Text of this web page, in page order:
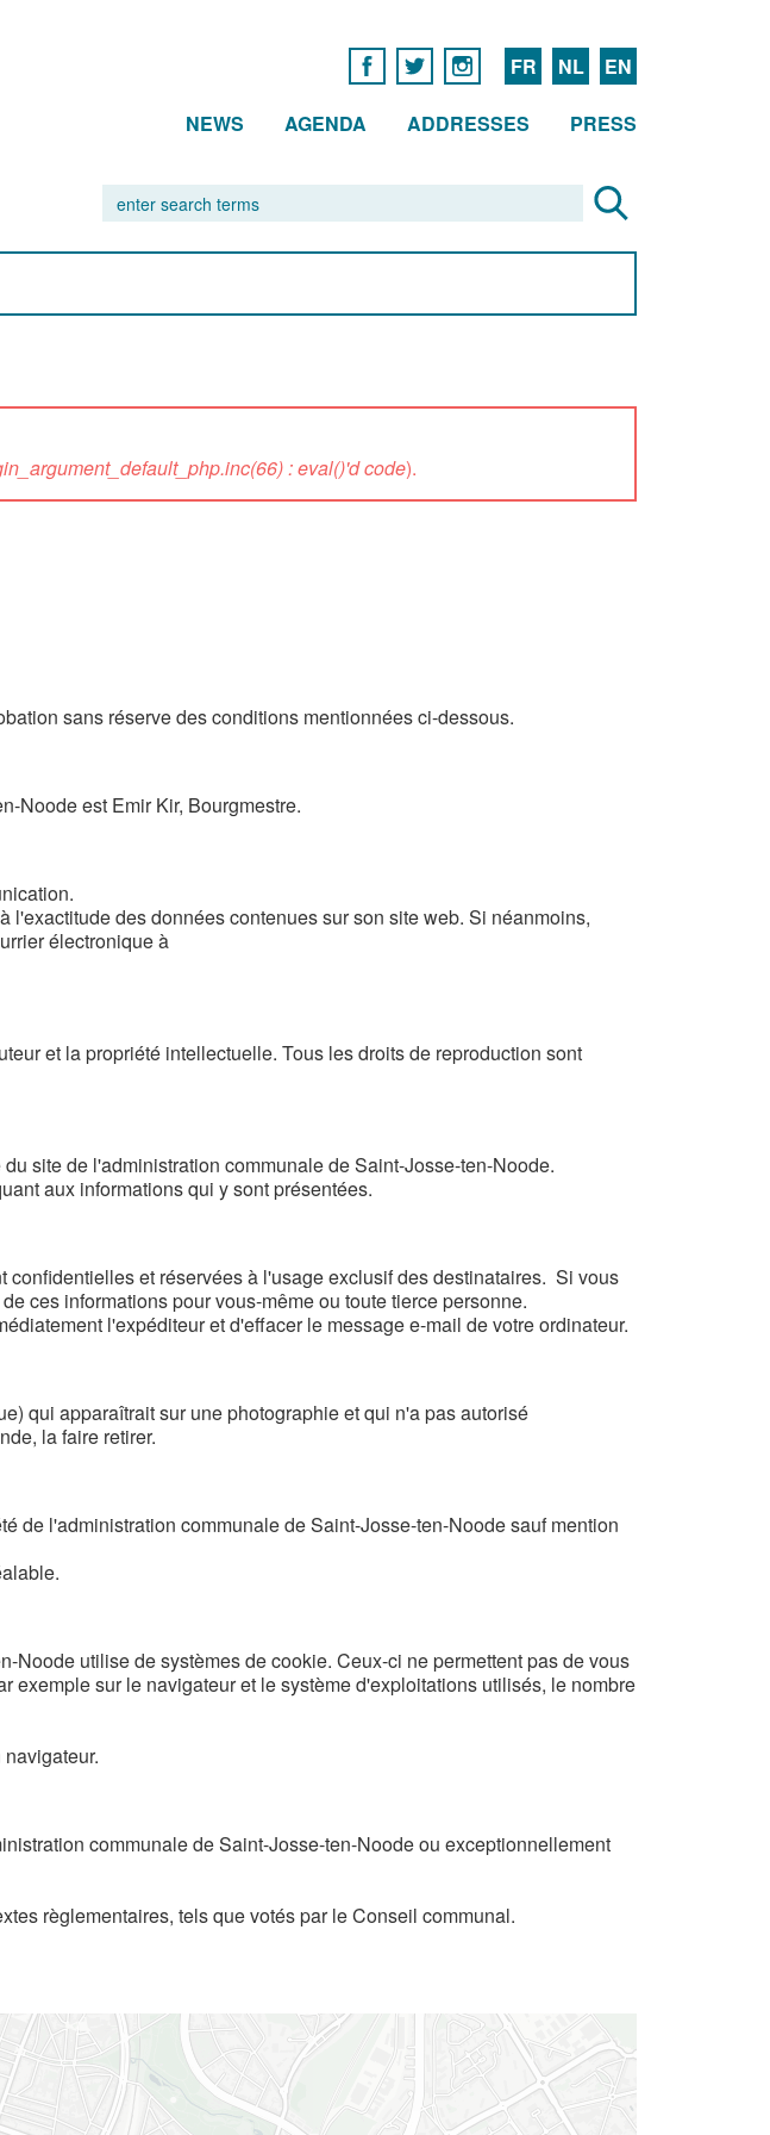
FR NL EN
NEWS AGENDA ADDRESSES PRESS
: eval()'d code).
sans réserve des conditions mentionnées ci-dessous.
Noode est Emir Kir, Bourgmestre.
des données contenues sur son site web. Si néanmoins,
électronique à
et la propriété intellectuelle. Tous les droits de reproduction sont
site de l'administration communale de Saint-Josse-ten-Noode.
aux informations qui y sont présentées.
et réservées à l'usage exclusif des destinataires. Si vous
ces informations pour vous-même ou toute tierce personne.
l'expéditeur et d'effacer le message e-mail de votre ordinateur.
qui apparaîtrait sur une photographie et qui n'a pas autorisé
la faire retirer.
de l'administration communale de Saint-Josse-ten-Noode sauf mention
utilise de systèmes de cookie. Ceux-ci ne permettent pas de vous
exemple sur le navigateur et le système d'exploitations utilisés, le nombre
communale de Saint-Josse-ten-Noode ou exceptionnellement
règlementaires, tels que votés par le Conseil communal.